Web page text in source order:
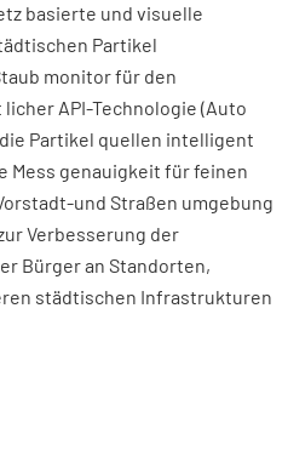
basierte und visuelle
Partikel
monitor für den
API-Technologie (Auto
Partikel quellen intelligent
Mess genauigkeit für feinen
und Straßen umgebung
Verbesserung der
Bürger an Standorten,
städtischen Infrastrukturen